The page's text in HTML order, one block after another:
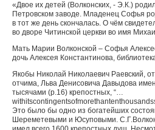
«Двое их детей (Волконских, - Э.К.)
Петровском заводе. Младенец Софья
в тот же день скончалась. О чём
во дворе Читинской церкви во имя
Мать Марии Волконской – Софья
дочь Алексея Константинова,
Якобы Николай Николаевич Раевский,
отчима, Льва Денисовича Давыдова
тысячами (р.16) крепостных, “…
withitscontingentsofmorethantenthousands
Это было бы одно из богатейших
Шереметевыми и Юсуповыми.